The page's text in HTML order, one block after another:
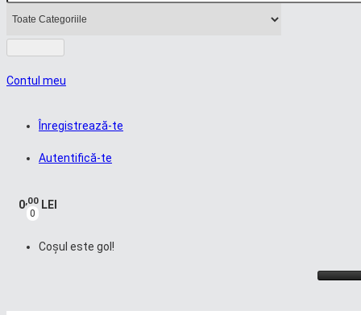
Contul meu
Înregistrează-te
Autentifică-te
0
0,00 LEI
Coșul este gol!